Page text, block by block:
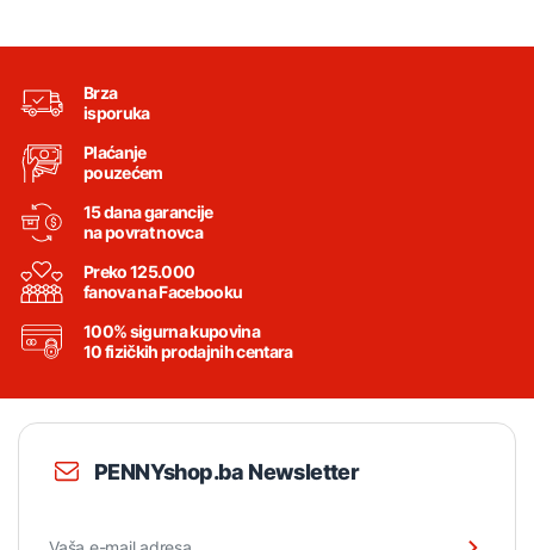
Brza
isporuka
Plaćanje
pouzećem
15 dana garancije
na povrat novca
Preko 125.000
fanova na Facebooku
100% sigurna kupovina
10 fizičkih prodajnih centara
PENNYshop.ba Newsletter